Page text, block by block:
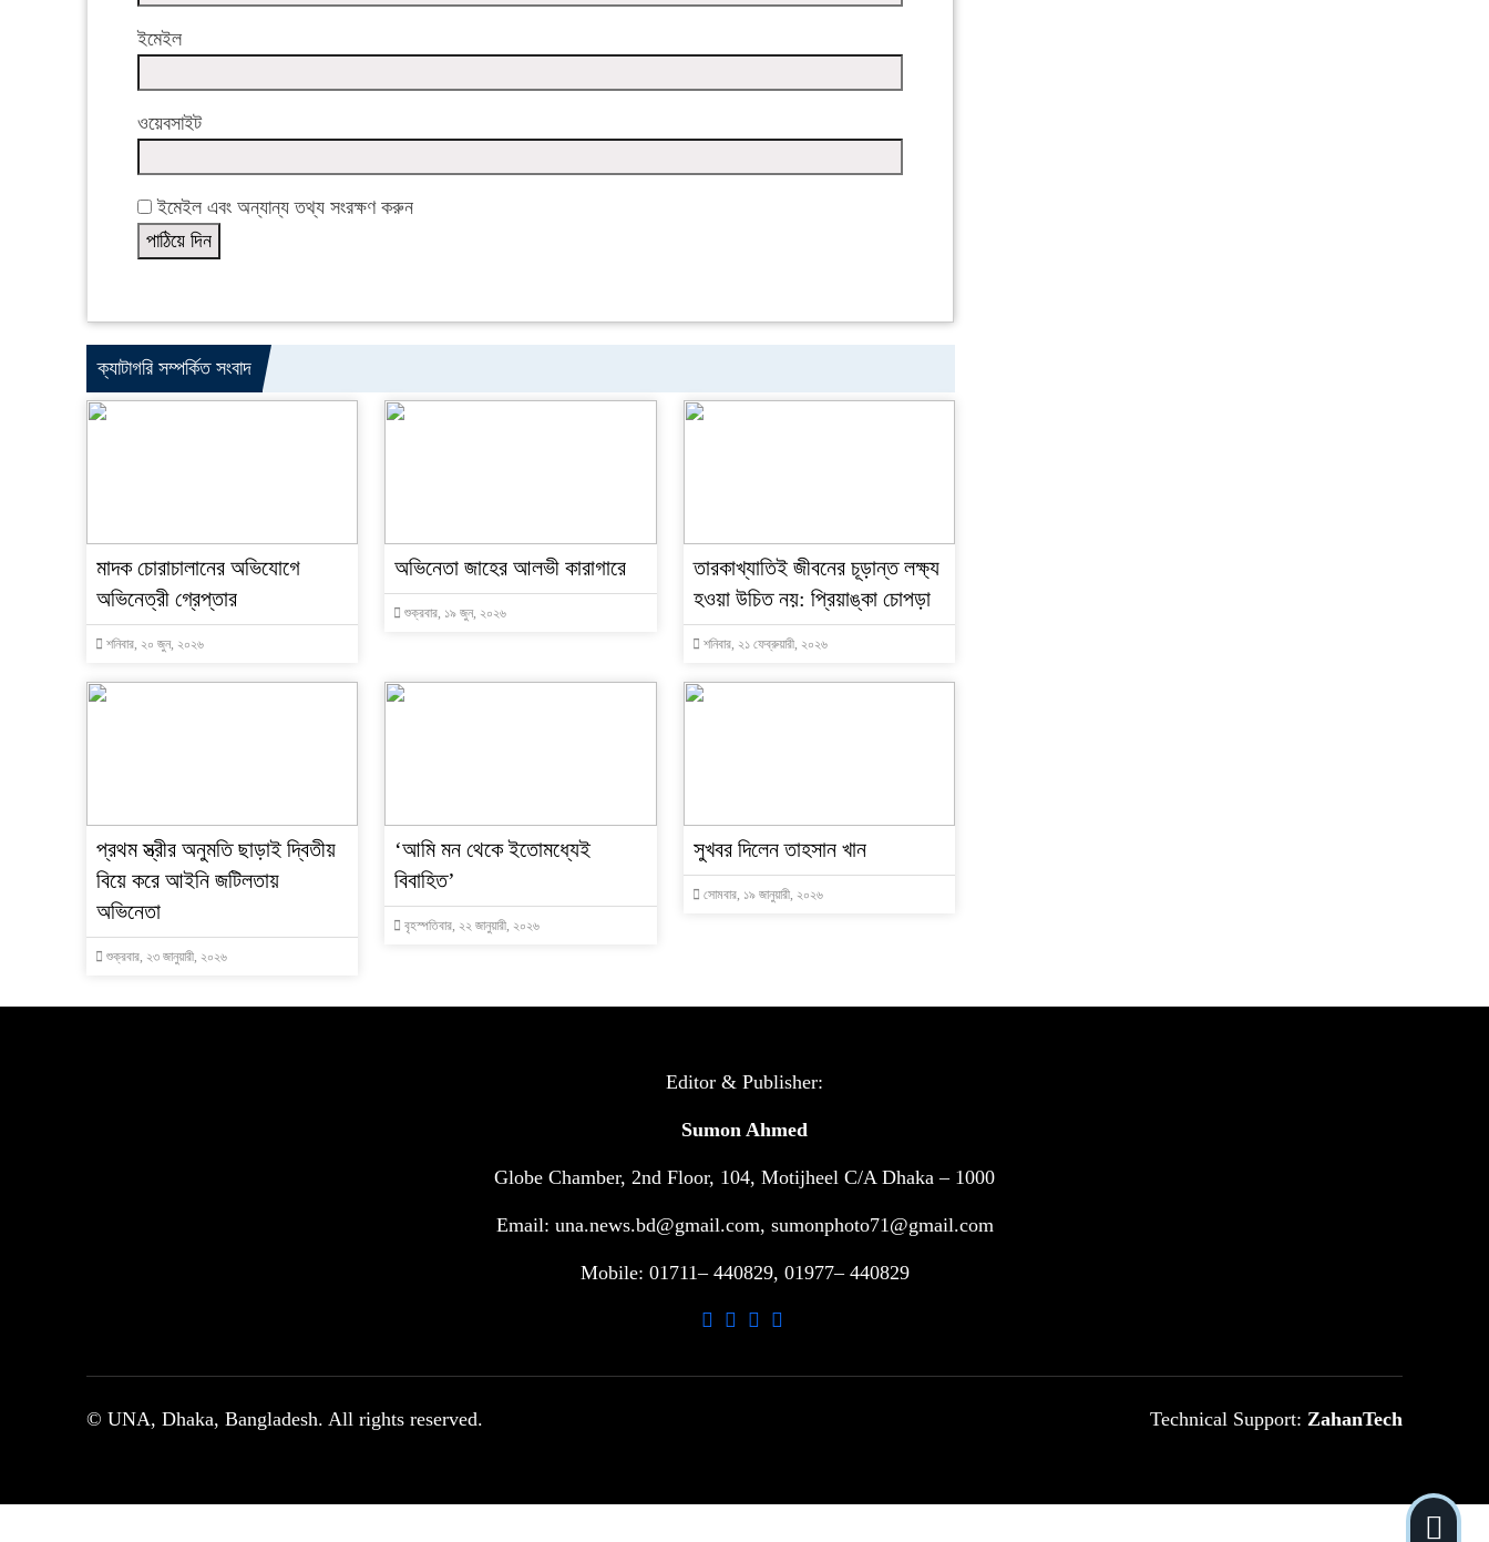
ইমেইল
ওয়েবসাইট
ইমেইল এবং অন্যান্য তথ্য সংরক্ষণ করুন
ক্যাটাগরি সম্পর্কিত সংবাদ
মাদক চোরাচালানের অভিযোগে
অভিনেত্রী গ্রেপ্তার
শনিবার, ২০ জুন, ২০২৬
অভিনেতা জাহের আলভী কারাগারে
শুক্রবার, ১৯ জুন, ২০২৬
তারকাখ্যাতিই জীবনের চূড়ান্ত লক্ষ্য
হওয়া উচিত নয়: প্রিয়াঙ্কা চোপড়া
শনিবার, ২১ ফেব্রুয়ারী, ২০২৬
প্রথম স্ত্রীর অনুমতি ছাড়াই দ্বিতীয়
বিয়ে করে আইনি জটিলতায়
অভিনেতা
শুক্রবার, ২৩ জানুয়ারী, ২০২৬
‘আমি মন থেকে ইতোমধ্যেই
বিবাহিত’
বৃহস্পতিবার, ২২ জানুয়ারী, ২০২৬
সুখবর দিলেন তাহসান খান
সোমবার, ১৯ জানুয়ারী, ২০২৬
Editor & Publisher:
Sumon Ahmed
Globe Chamber, 2nd Floor, 104, Motijheel C/A Dhaka – 1000
Email: una.news.bd@gmail.com, sumonphoto71@gmail.com
Mobile: 01711– 440829, 01977– 440829
© UNA, Dhaka, Bangladesh. All rights reserved. Technical Support: ZahanTech